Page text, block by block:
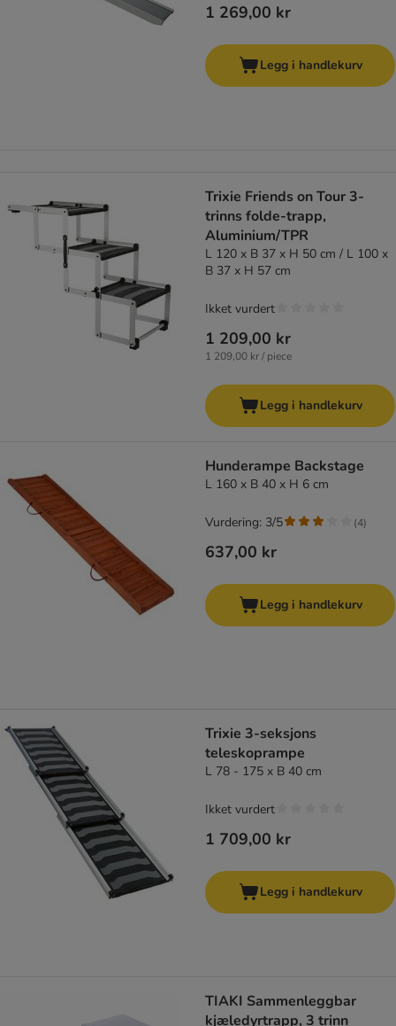
1 269,00 kr
Legg i handlekurv
Trixie Friends on Tour 3-
trinns folde-trapp,
Aluminium/TPR
L 120 x B 37 x H 50 cm / L 100 x
B 37 x H 57 cm
1 209,00 kr
1 209,00 kr / piece
Ikket vurdert
Legg i handlekurv
Hunderampe Backstage
L 160 x B 40 x H 6 cm
637,00 kr
Vurdering: 3/5 (4)
Legg i handlekurv
Trixie 3-seksjons
teleskoprampe
L 78 - 175 x B 40 cm
1 709,00 kr
Ikket vurdert
Legg i handlekurv
TIAKI Sammenleggbar
kjæledyrtrapp, 3 trinn